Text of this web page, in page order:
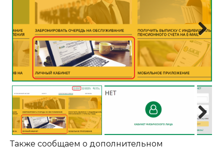
Next
Next
Также сообщаем о дополнительном